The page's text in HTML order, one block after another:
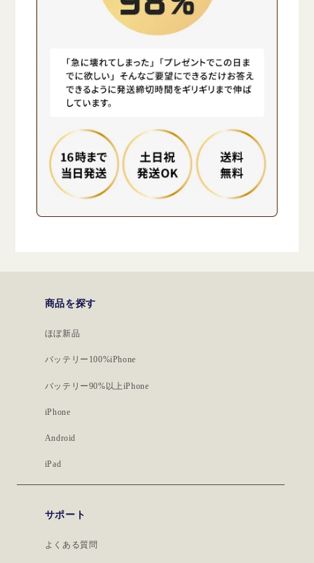
商品を探す
ほぼ新品
バッテリー100%iPhone
バッテリー90%以上iPhone
iPhone
Android
iPad
サポート
よくある質問